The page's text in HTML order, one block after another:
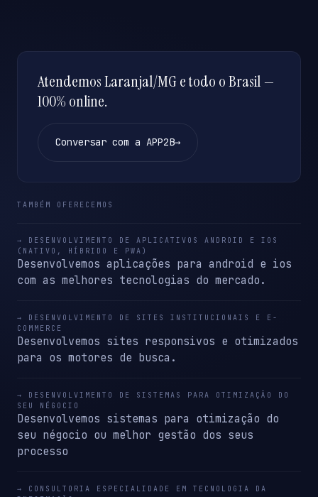
Atendemos Laranjal/MG e todo o Brasil —
100% online.
Conversar com a APP2B→
TAMBÉM OFERECEMOS
→ DESENVOLVIMENTO DE APLICATIVOS ANDROID E IOS
(NATIVO, HÍBRIDO E PWA)
Desenvolvemos aplicações para android e ios
com as melhores tecnologias do mercado.
→ DESENVOLVIMENTO DE SITES INSTITUCIONAIS E E-
COMMERCE
Desenvolvemos sites responsivos e otimizados
para os motores de busca.
→ DESENVOLVIMENTO DE SISTEMAS PARA OTIMIZAÇÃO DO
SEU NÉGOCIO
Desenvolvemos sistemas para otimização do
seu négocio ou melhor gestão dos seus
processo
→ CONSULTORIA ESPECIALIDADE EM TECNOLOGIA DA